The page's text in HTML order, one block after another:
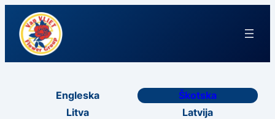
Engleska
Škotska
Litva
Latvija